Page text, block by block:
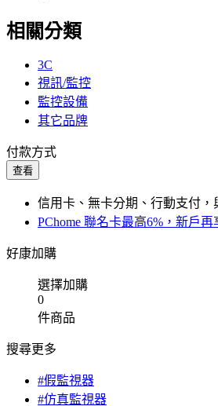
相關分類
3C
視訊/監控
監控設備
其它品牌
付款方式
查看
信用卡、無卡分期、行動支付，
PChome 聯名卡最高6%，新戶再
好康加購
選擇加購
0
件商品
搜尋更多
#假監視器
#仿真監視器